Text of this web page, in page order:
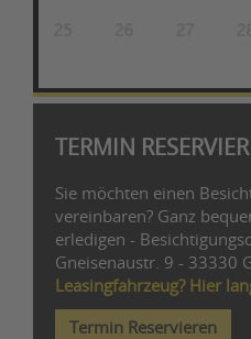
TERMIN
Sie möchten einen
vereinbaren? Ganz
erledigen -
Gneisenaustr. 9 - 33330
Leasingfahrzeug? Hier
Termin Reservieren